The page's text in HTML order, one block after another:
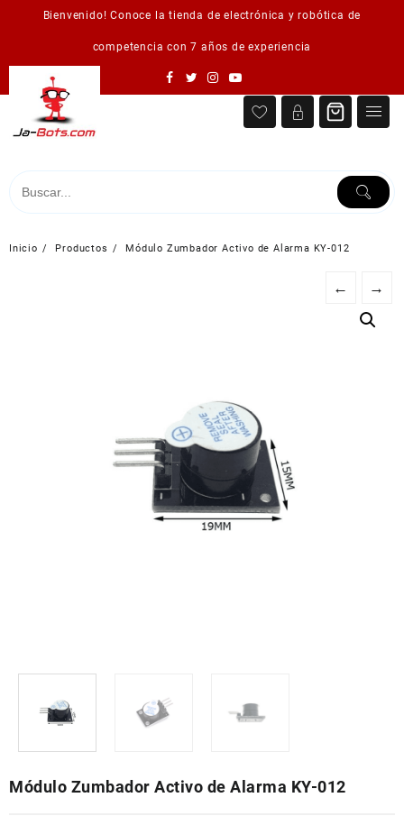
Bienvenido! Conoce la tienda de electrónica y robótica de
competencia con 7 años de experiencia
Inicio Productos Módulo Zumbador Activo de Alarma KY-012
← →
Módulo Zumbador Activo de Alarma KY-012